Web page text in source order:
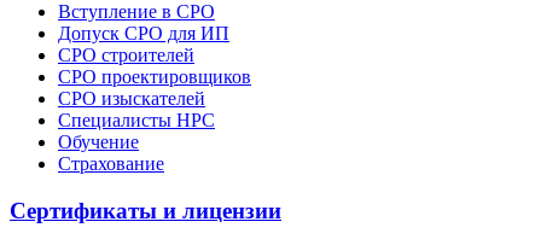
Вступление в СРО
Допуск СРО для ИП
СРО строителей
СРО проектировщиков
СРО изыскателей
Специалисты НРС
Обучение
Страхование
Сертификаты и лицензии